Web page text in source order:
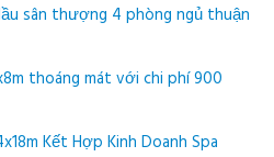
sân thượng 4 phòng ngủ thuận
thoáng mát với chi phí 900
Kết Hợp Kinh Doanh Spa